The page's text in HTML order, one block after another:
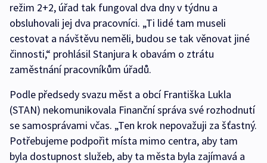
režim 2+2, úřad tak fungoval dva dny v týdnu a
obsluhovali jej dva pracovníci. „Ti lidé tam museli
cestovat a návštěvu neměli, budou se tak věnovat jiné
činnosti,“ prohlásil Stanjura k obavám o ztrátu
zaměstnání pracovníkům úřadů.
Podle předsedy svazu měst a obcí Františka Lukla
(STAN) nekomunikovala Finanční správa své rozhodnutí
se samosprávami včas. „Ten krok nepovažuji za šťastný.
Potřebujeme podpořit místa mimo centra, aby tam
byla dostupnost služeb, aby ta města byla zajímavá a